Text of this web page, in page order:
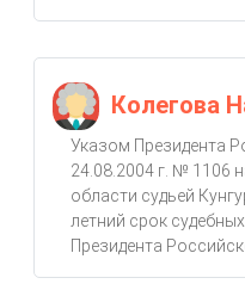
Колегова
Указом Президента
24.08.2004 г. № 1106
области судьей
летний срок
Президента